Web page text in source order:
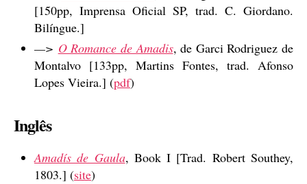
[150pp, Imprensa Oficial SP, trad. C. Giordano.
Bilíngue.]
—> O Romance de Amadis, de Garci Rodriguez de
Montalvo [133pp, Martins Fontes, trad. Afonso
Lopes Vieira.] (pdf)
Inglês
Amadís de Gaula, Book I [Trad. Robert Southey,
1803.] (site)